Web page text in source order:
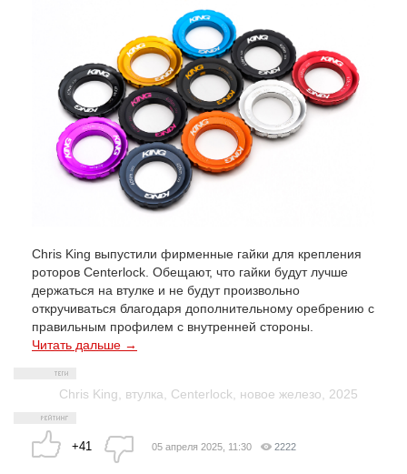
Chris King выпустили фирменные гайки для крепления
роторов Centerlock. Обещают, что гайки будут лучше
держаться на втулке и не будут произвольно
откручиваться благодаря дополнительному оребрению с
правильным профилем с внутренней стороны.
Читать дальше →
Chris King, втулка, Centerlock, новое железо, 2025
+41 05 апреля 2025, 11:30 2222